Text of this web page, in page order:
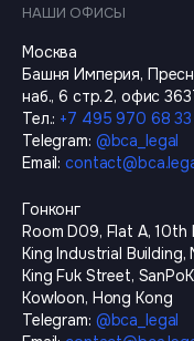
НАШИ ОФИСЫ
Москва
Башня Империя,
наб., 6 стр.2, офис
Тел.: +7 495 970 68 33
Telegram: @bca_legal
Email:
Гонконг
Room D09, Flat A, 10th
King Industrial Building,
King Fuk Street,
Kowloon, Hong Kong
Telegram: @bca_legal